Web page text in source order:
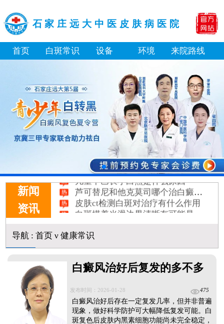
石家庄远大中医皮肤病医院
首页 白斑常识 设备 环境 来院路线
新闻
资讯
补骨脂泡酒真能治白癜风吗 有没有副作用
伍德灯下白斑比肉眼看到的更大正常吗
儿童下巴长小白点是什么原因
芦可替尼和他克莫司哪个治白癜风好
皮肤ct检测白斑对治疗有什么作用
白斑摸着光滑边界清晰有可能是哪种皮肤病
脸上长了小白点是什么情况
白癜风用芦可替尼乳膏多久能恢复正常色
导航: 首页ν 健康常识
白癜风治好后复发的多不多
发布时间：2026-01-28 475
白癜风治好后存在一定复发几率，但并非普遍
现象，做好科学防护可大幅降低复发可能。白
斑复色后皮肤内黑素细胞功能尚未完全稳定，